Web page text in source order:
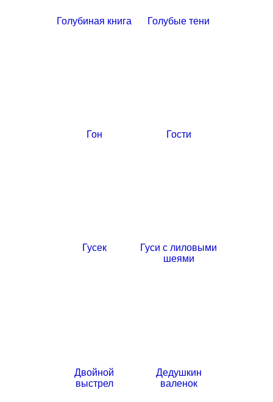
Голубиная книга Голубые тени
Гон Гости
Гусек
Гуси с лиловыми
шеями
Двойной
выстрел
Дедушкин
валенок